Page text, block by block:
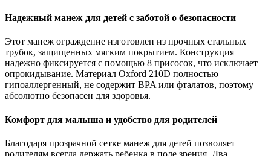
Надежный манеж для детей с заботой о безопасности
Этот манеж ограждение изготовлен из прочных стальных
трубок, защищенных мягким покрытием. Конструкция
надежно фиксируется с помощью 8 присосок, что исключает
опрокидывание. Материал Oxford 210D полностью
гипоаллергенный, не содержит BPA или фталатов, поэтому
абсолютно безопасен для здоровья.
Комфорт для малыша и удобство для родителей
Благодаря прозрачной сетке манеж для детей позволяет
родителям всегда держать ребенка в поле зрения. Два